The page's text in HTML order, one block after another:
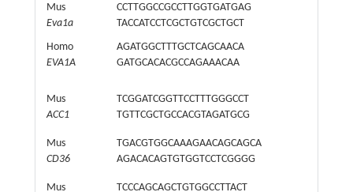
Mus
Eva1a
Homo
EVA1A
CCTTGGCCGCCTTGGTGATGAG
TACCATCCTCGCTGTCGCTGCT
AGATGGCTTTGCTCAGCAACA
GATGCACACGCCAGAAACAA
Mus
ACC1
TCGGATCGGTTCCTTTGGGCCT
TGTTCGCTGCCACGTAGATGCG
Mus
CD36
TGACGTGGCAAAGAACAGCAGCA
AGACACAGTGTGGTCCTCGGGG
Mus
TCCCAGCAGCTGTGGCCTTACT